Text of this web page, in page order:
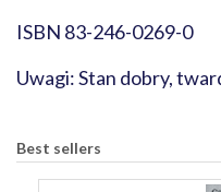
ISBN 83-246-0269-0
Uwagi: Stan dobry,
Best sellers